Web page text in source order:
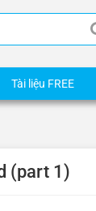
Tài liệu FREE
(part 1)